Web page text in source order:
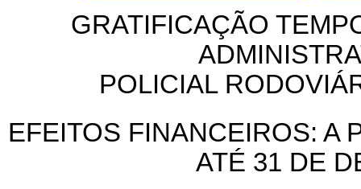
GRATIFICAÇÃO
POLICIAL
EFEITOS FINANCEIROS: A
ATÉ 31 DE